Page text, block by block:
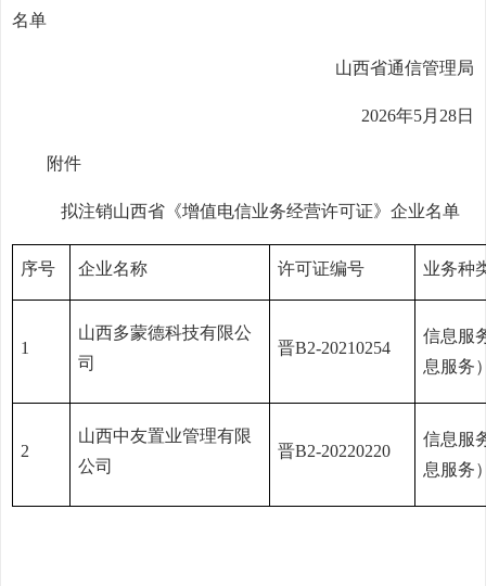
名单
山西省通信管理局
2026年5月28日
附件
拟注销山西省《增值电信业务经营许可证》企业名单
序号 企业名称 许可证编号 业务种
1
山西多蒙德科技有限公
司
晋B2-20210254
信息服
息服务
2
山西中友置业管理有限
公司
晋B2-20220220
信息服
息服务